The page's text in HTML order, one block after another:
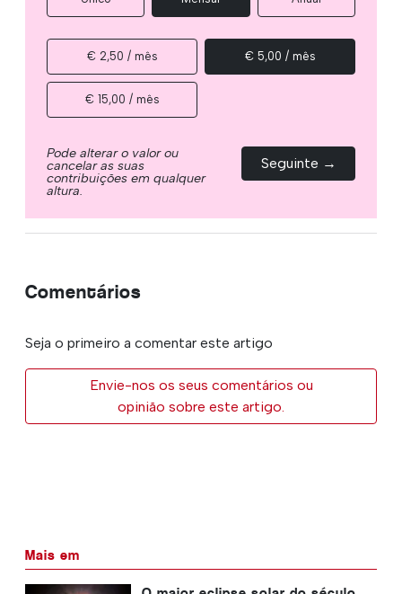
€ 2,50 / mês € 5,00 / mês
€ 15,00 / mês
Pode alterar o valor ou
cancelar as suas
contribuições em qualquer
altura.
Seguinte →
Comentários
Seja o primeiro a comentar este artigo
Envie-nos os seus comentários ou
opinião sobre este artigo.
Mais em